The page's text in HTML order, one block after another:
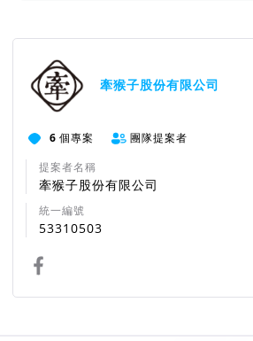
牽猴子股份有限公司
6 個專案
團隊提案者
提案者名稱
牽猴子股份有限公司
統一編號
53310503